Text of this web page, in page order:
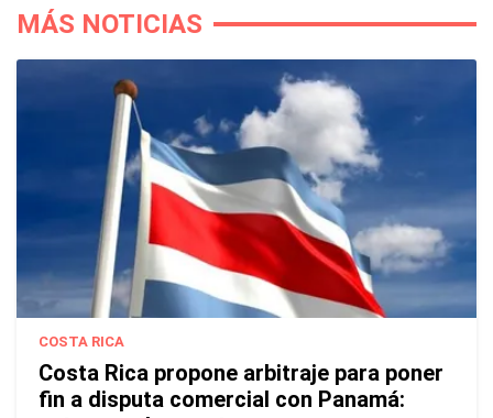
MÁS NOTICIAS
COSTA RICA
Costa Rica propone arbitraje para poner
fin a disputa comercial con Panamá: